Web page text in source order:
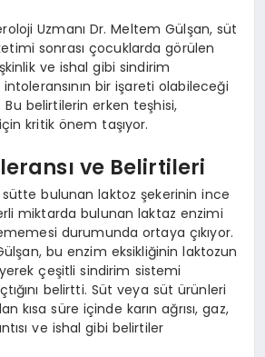
Uzmanı Dr. Meltem Gülşan, süt
sonrası çocuklarda görülen
ve ishal gibi sindirim
intoleransının bir işareti olabileceği
Bu belirtilerin erken teşhisi,
kritik önem taşıyor.
ve Belirtileri
sütte bulunan laktoz şekerinin ince
miktarda bulunan laktaz enzimi
durumunda ortaya çıkıyor.
bu enzim eksikliğinin laktozun
çeşitli sindirim sistemi
belirtti. Süt veya süt ürünleri
kısa süre içinde karın ağrısı, gaz,
ve ishal gibi belirtiler